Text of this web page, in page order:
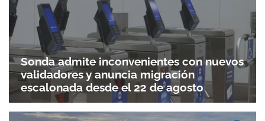
Sonda admite inconvenientes con nuevos
validadores y anuncia migración
escalonada desde el 22 de agosto